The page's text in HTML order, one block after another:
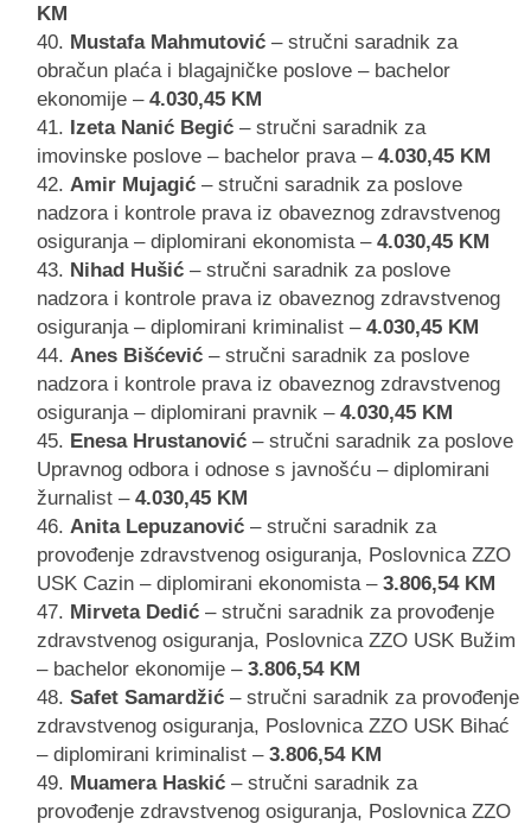
KM
Mustafa Mahmutović – stručni saradnik za
obračun plaća i blagajničke poslove – bachelor
ekonomije – 4.030,45 KM
Izeta Nanić Begić – stručni saradnik za
imovinske poslove – bachelor prava – 4.030,45 KM
Amir Mujagić – stručni saradnik za poslove
nadzora i kontrole prava iz obaveznog zdravstvenog
osiguranja – diplomirani ekonomista – 4.030,45 KM
Nihad Hušić – stručni saradnik za poslove
nadzora i kontrole prava iz obaveznog zdravstvenog
osiguranja – diplomirani kriminalist – 4.030,45 KM
Anes Bišćević – stručni saradnik za poslove
nadzora i kontrole prava iz obaveznog zdravstvenog
osiguranja – diplomirani pravnik – 4.030,45 KM
Enesa Hrustanović – stručni saradnik za poslove
Upravnog odbora i odnose s javnošću – diplomirani
žurnalist – 4.030,45 KM
Anita Lepuzanović – stručni saradnik za
provođenje zdravstvenog osiguranja, Poslovnica ZZO
USK Cazin – diplomirani ekonomista – 3.806,54 KM
Mirveta Dedić – stručni saradnik za provođenje
zdravstvenog osiguranja, Poslovnica ZZO USK Bužim
– bachelor ekonomije – 3.806,54 KM
Safet Samardžić – stručni saradnik za provođenje
zdravstvenog osiguranja, Poslovnica ZZO USK Bihać
– diplomirani kriminalist – 3.806,54 KM
Muamera Haskić – stručni saradnik za
provođenje zdravstvenog osiguranja, Poslovnica ZZO